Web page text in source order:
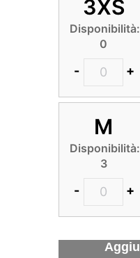
3XS
Disponibilità:
0
- +
M
Disponibilità:
3
- +